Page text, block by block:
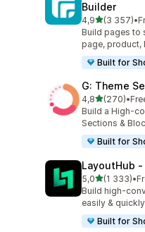
Builder
4,9av 5 stjerner
(3 357)
Totalt 3357 •
Build pages to
page, product,
Built for
G: Theme
4,8av 5 stjerner
(270)
Totalt 270 •
Build a High-
Sections &
Built for
LayoutHub
5,0av 5 stjerner
(1 333)
Totalt 1333 •
Build high-
easily & quickly
Built for